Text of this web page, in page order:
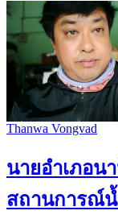
Thanwa Vongvad
นายอำเภอน
สถานการณ์